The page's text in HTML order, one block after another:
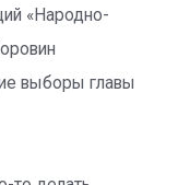
«Народно-
выборы главы